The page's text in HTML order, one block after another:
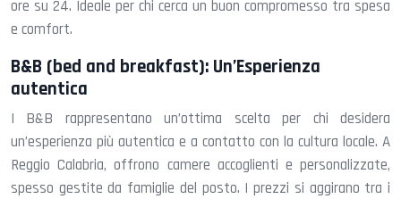
ore su 24. Ideale per chi cerca un buon compromesso tra spesa
e comfort.
B&B (bed and breakfast): Un’Esperienza
autentica
I B&B rappresentano un’ottima scelta per chi desidera
un’esperienza più autentica e a contatto con la cultura locale. A
Reggio Calabria, offrono camere accoglienti e personalizzate,
spesso gestite da famiglie del posto. I prezzi si aggirano tra i